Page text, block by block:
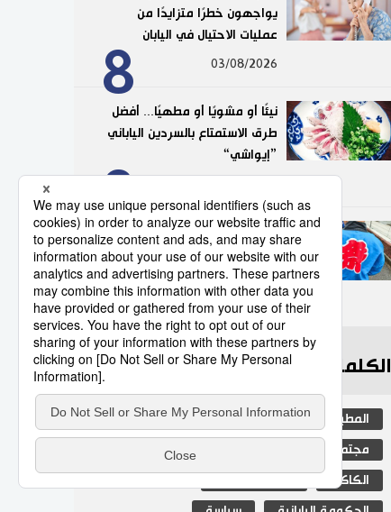
8
يواجهون خطرًا متزايدًا من
عمليات الاحتيال في اليابان
03/08/2026
9
نيئًا أو مشويًا أو مطهيًا... أفضل
طرق الاستمتاع بالسردين الياباني
”إيواشي“
10
”هابي“.. السترة التقليدية التي
تضفي روحًا خاصة على
المهرجانات اليابانية
05/08/2026
الكلمات الأكثر بحثا
المطبخ الياباني ثقافة اليابان
مجتمع المجتمع الياباني
الكاكي